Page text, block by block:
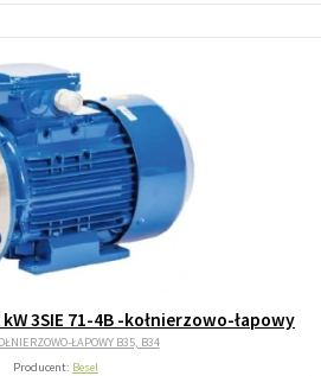
3SIE 71-4B -kołnierzowo-łapowy
ŁAPOWY B35, B34
Producent: Besel